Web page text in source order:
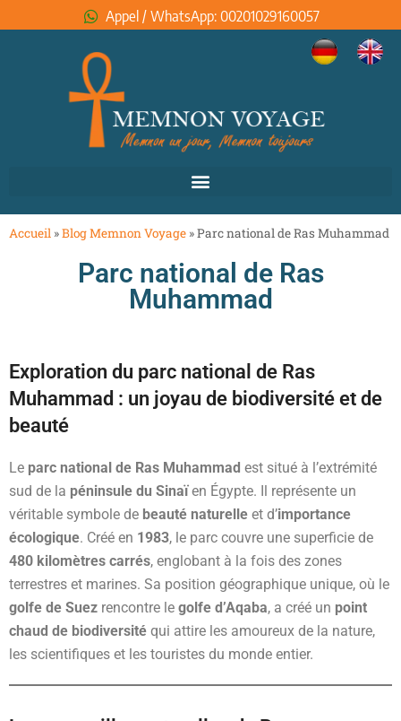
Appel / WhatsApp: 00201029160057
Accueil »Blog Memnon Voyage »Parc national de Ras Muhammad
Parc national de Ras
Muhammad
Exploration du parc national de Ras
Muhammad : un joyau de biodiversité et de
beauté
Le parc national de Ras Muhammad est situé à l’extrémité
sud de la péninsule du Sinaïen Égypte. Il représente un
véritable symbole de beauté naturelle et d’importance
écologique. Créé en 1983, le parc couvre une superficie de
480 kilomètres carrés, englobant à la fois des zones
terrestres et marines. Sa position géographique unique, où le
golfe de Suez rencontre le golfe d’Aqaba, a créé un point
chaud de biodiversité qui attire les amoureux de la nature,
les scientifiques et les touristes du monde entier.